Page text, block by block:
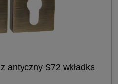
antyczny S72 wkładka